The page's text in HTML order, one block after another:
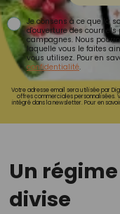
Je consens à ce que la
d'ouverture des
campagnes. Nous
laquelle vous le faites
vous utilisez. Pour en
confidentialité.
Votre adresse email sera utilisée par
offres commerciales personnalisées.
intégré dans la newsletter. Pour en
Un
divise